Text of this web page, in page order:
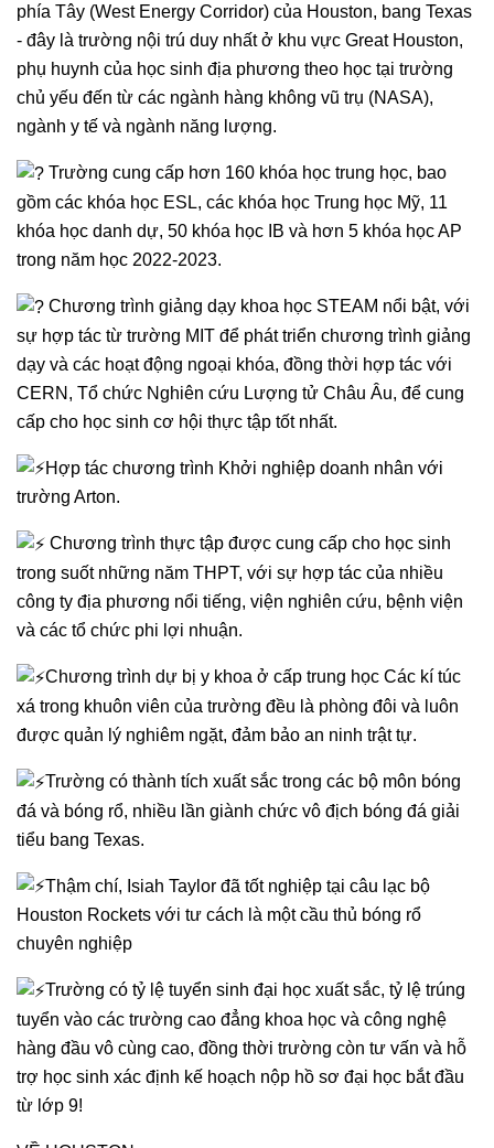
phía Tây (West Energy Corridor) của Houston, bang Texas
- đây là trường nội trú duy nhất ở khu vực Great Houston,
phụ huynh của học sinh địa phương theo học tại trường
chủ yếu đến từ các ngành hàng không vũ trụ (NASA),
ngành y tế và ngành năng lượng.
Trường cung cấp hơn 160 khóa học trung học, bao
gồm các khóa học ESL, các khóa học Trung học Mỹ, 11
khóa học danh dự, 50 khóa học IB và hơn 5 khóa học AP
trong năm học 2022-2023.
Chương trình giảng dạy khoa học STEAM nổi bật, với
sự hợp tác từ trường MIT để phát triển chương trình giảng
dạy và các hoạt động ngoại khóa, đồng thời hợp tác với
CERN, Tổ chức Nghiên cứu Lượng tử Châu Âu, để cung
cấp cho học sinh cơ hội thực tập tốt nhất.
Hợp tác chương trình Khởi nghiệp doanh nhân với
trường Arton.
Chương trình thực tập được cung cấp cho học sinh
trong suốt những năm THPT, với sự hợp tác của nhiều
công ty địa phương nổi tiếng, viện nghiên cứu, bệnh viện
và các tổ chức phi lợi nhuận.
Chương trình dự bị y khoa ở cấp trung học Các kí túc
xá trong khuôn viên của trường đều là phòng đôi và luôn
được quản lý nghiêm ngặt, đảm bảo an ninh trật tự.
Trường có thành tích xuất sắc trong các bộ môn bóng
đá và bóng rổ, nhiều lần giành chức vô địch bóng đá giải
tiểu bang Texas.
Thậm chí, Isiah Taylor đã tốt nghiệp tại câu lạc bộ
Houston Rockets với tư cách là một cầu thủ bóng rổ
chuyên nghiệp
Trường có tỷ lệ tuyển sinh đại học xuất sắc, tỷ lệ trúng
tuyển vào các trường cao đẳng khoa học và công nghệ
hàng đầu vô cùng cao, đồng thời trường còn tư vấn và hỗ
trợ học sinh xác định kế hoạch nộp hồ sơ đại học bắt đầu
từ lớp 9!